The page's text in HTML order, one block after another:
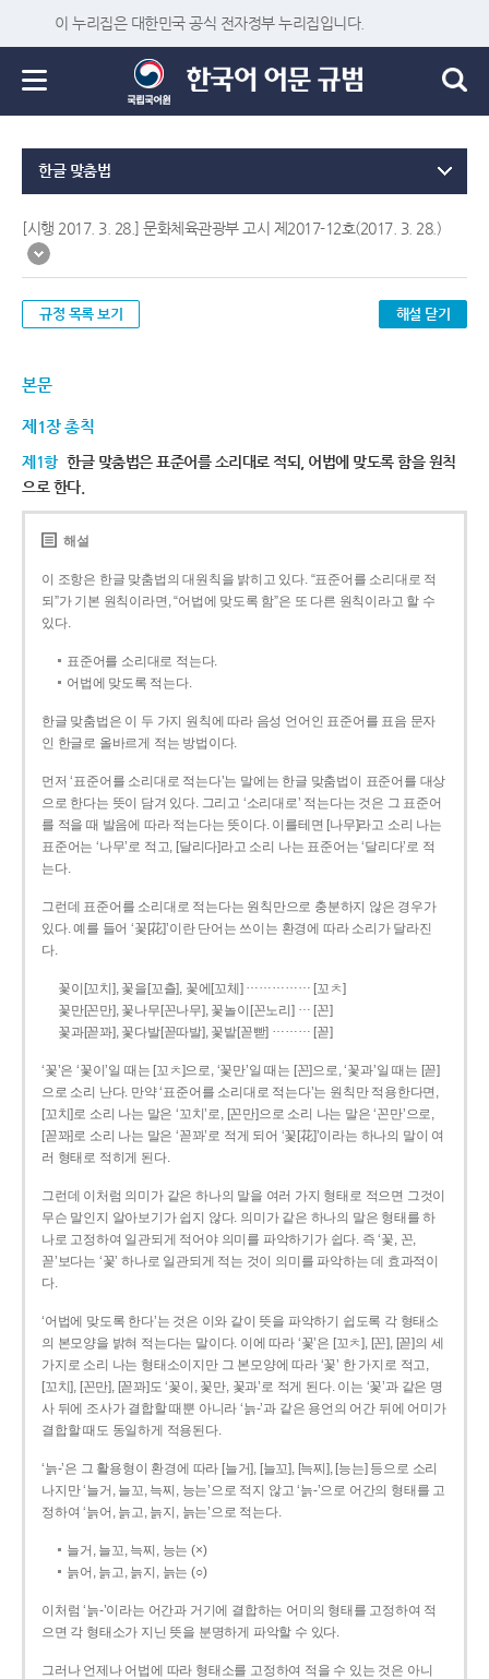
이 누리집은 대한민국 공식 전자정부 누리집입니다.
한글 맞춤법
[시행 2017. 3. 28.] 문화체육관광부 고시 제2017-12호(2017. 3. 28.)
규정 목록 보기 해설 닫기
본문
제1장 총칙
제1항 한글 맞춤법은 표준어를 소리대로 적되, 어법에 맞도록 함을 원칙
으로 한다.
해설
이 조항은 한글 맞춤법의 대원칙을 밝히고 있다. “표준어를 소리대로 적
되”가 기본 원칙이라면, “어법에 맞도록 함”은 또 다른 원칙이라고 할 수
있다.
표준어를 소리대로 적는다.
어법에 맞도록 적는다.
한글 맞춤법은 이 두 가지 원칙에 따라 음성 언어인 표준어를 표음 문자
인 한글로 올바르게 적는 방법이다.
먼저 ‘표준어를 소리대로 적는다’는 말에는 한글 맞춤법이 표준어를 대상
으로 한다는 뜻이 담겨 있다. 그리고 ‘소리대로’ 적는다는 것은 그 표준어
를 적을 때 발음에 따라 적는다는 뜻이다. 이를테면 [나무]라고 소리 나는
표준어는 ‘나무’로 적고, [달리다]라고 소리 나는 표준어는 ‘달리다’로 적
는다.
그런데 표준어를 소리대로 적는다는 원칙만으로 충분하지 않은 경우가
있다. 예를 들어 ‘꽃[花]’이란 단어는 쓰이는 환경에 따라 소리가 달라진
다.
꽃이[꼬치], 꽃을[꼬츨], 꽃에[꼬체] …………… [꼬ㅊ]
꽃만[꼰만], 꽃나무[꼰나무], 꽃놀이[꼰노리] … [꼰]
꽃과[꼳꽈], 꽃다발[꼳따발], 꽃밭[꼳빧] ……… [꼳]
‘꽃’은 ‘꽃이’일 때는 [꼬ㅊ]으로, ‘꽃만’일 때는 [꼰]으로, ‘꽃과’일 때는 [꼳]
으로 소리 난다. 만약 ‘표준어를 소리대로 적는다’는 원칙만 적용한다면,
[꼬치]로 소리 나는 말은 ‘꼬치’로, [꼰만]으로 소리 나는 말은 ‘꼰만’으로,
[꼳꽈]로 소리 나는 말은 ‘꼳꽈’로 적게 되어 ‘꽃[花]’이라는 하나의 말이 여
러 형태로 적히게 된다.
그런데 이처럼 의미가 같은 하나의 말을 여러 가지 형태로 적으면 그것이
무슨 말인지 알아보기가 쉽지 않다. 의미가 같은 하나의 말은 형태를 하
나로 고정하여 일관되게 적어야 의미를 파악하기가 쉽다. 즉 ‘꽃, 꼰,
꼳’보다는 ‘꽃’ 하나로 일관되게 적는 것이 의미를 파악하는 데 효과적이
다.
‘어법에 맞도록 한다’는 것은 이와 같이 뜻을 파악하기 쉽도록 각 형태소
의 본모양을 밝혀 적는다는 말이다. 이에 따라 ‘꽃’은 [꼬ㅊ], [꼰], [꼳]의 세
가지로 소리 나는 형태소이지만 그 본모양에 따라 ‘꽃’ 한 가지로 적고,
[꼬치], [꼰만], [꼳꽈]도 ‘꽃이, 꽃만, 꽃과’로 적게 된다. 이는 ‘꽃’과 같은 명
사 뒤에 조사가 결합할 때뿐 아니라 ‘늙-’과 같은 용언의 어간 뒤에 어미가
결합할 때도 동일하게 적용된다.
‘늙-’은 그 활용형이 환경에 따라 [늘거], [늘꼬], [늑찌], [능는] 등으로 소리
나지만 ‘늘거, 늘꼬, 늑찌, 능는’으로 적지 않고 ‘늙-’으로 어간의 형태를 고
정하여 ‘늙어, 늙고, 늙지, 늙는’으로 적는다.
늘거, 늘꼬, 늑찌, 능는 (×)
늙어, 늙고, 늙지, 늙는 (○)
이처럼 ‘늙-­’이라는 어간과 거기에 결합하는 어미의 형태를 고정하여 적
으면 각 형태소가 지닌 뜻을 분명하게 파악할 수 있다.
그러나 언제나 어법에 따라 형태소를 고정하여 적을 수 있는 것은 아니